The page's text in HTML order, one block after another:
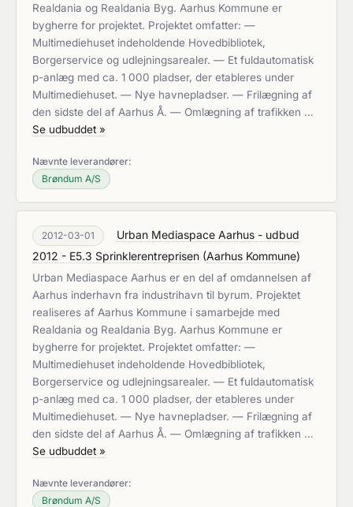
Realdania og Realdania Byg. Aarhus Kommune er
bygherre for projektet. Projektet omfatter: —
Multimediehuset indeholdende Hovedbibliotek,
Borgerservice og udlejningsarealer. — Et fuldautomatisk
p-anlæg med ca. 1 000 pladser, der etableres under
Multimediehuset. — Nye havnepladser. — Frilægning af
den sidste del af Aarhus Å. — Omlægning af trafikken …
Se udbuddet »
Nævnte leverandører:
Brøndum A/S
2012-03-01
Urban Mediaspace Aarhus - udbud
2012 - E5.3 Sprinklerentreprisen (Aarhus Kommune)
Urban Mediaspace Aarhus er en del af omdannelsen af
Aarhus inderhavn fra industrihavn til byrum. Projektet
realiseres af Aarhus Kommune i samarbejde med
Realdania og Realdania Byg. Aarhus Kommune er
bygherre for projektet. Projektet omfatter: —
Multimediehuset indeholdende Hovedbibliotek,
Borgerservice og udlejningsarealer. — Et fuldautomatisk
p-anlæg med ca. 1 000 pladser, der etableres under
Multimediehuset. — Nye havnepladser. — Frilægning af
den sidste del af Aarhus Å. — Omlægning af trafikken …
Se udbuddet »
Nævnte leverandører:
Brøndum A/S